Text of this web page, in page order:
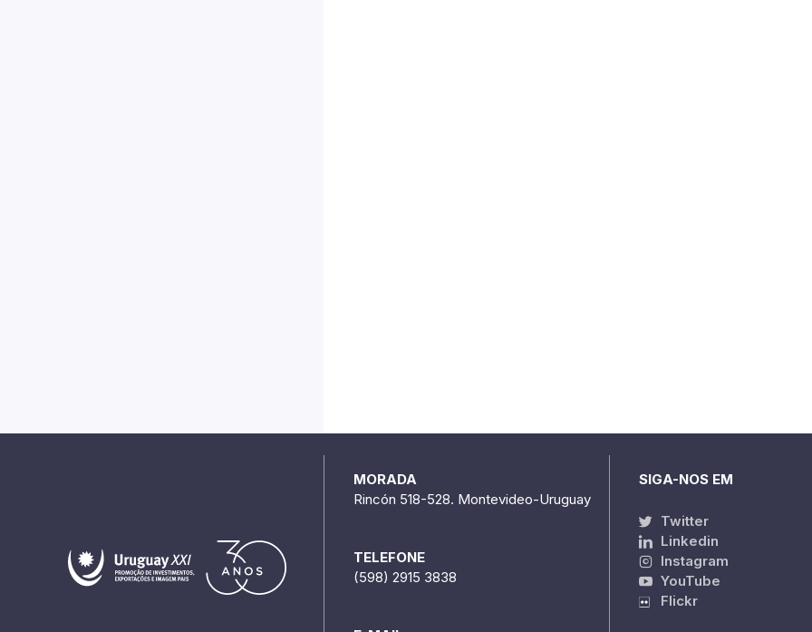
MORADA
Rincón 518-528. Montevideo-Uruguay
TELEFONE
(598) 2915 3838
SIGA-NOS EM
Twitter
Linkedin
Instagram
YouTube
Flickr